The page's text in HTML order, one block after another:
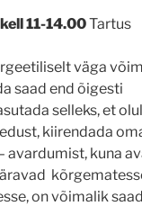
11-14.00Tartus
väga
saad end õigesti
selleks, et
kiirendada
avardumist, kuna
on võimalik